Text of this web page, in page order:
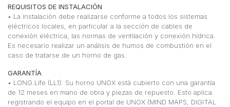
REQUISITOS DE INSTALACIÓN
• La instalación debe realizarse conforme a todos los sistemas
eléctricos locales, en particular a la sección de cables de
conexión eléctrica, las normas de ventilación y conexión hídrica.
Es necesario realizar un análisis de humos de combustión en el
caso de tratarse de un horno de gas.
GARANTÍA
•⁠ ⁠LONG.Life (LL1): Su horno UNOX está cubierto con una garantía
de 12 meses en mano de obra y piezas de repuesto. Esto aplica
registrando el equipo en el portal de UNOX (MIND MAPS, DIGITAL